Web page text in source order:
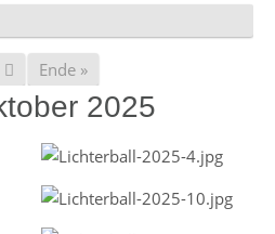
Ende »
2025